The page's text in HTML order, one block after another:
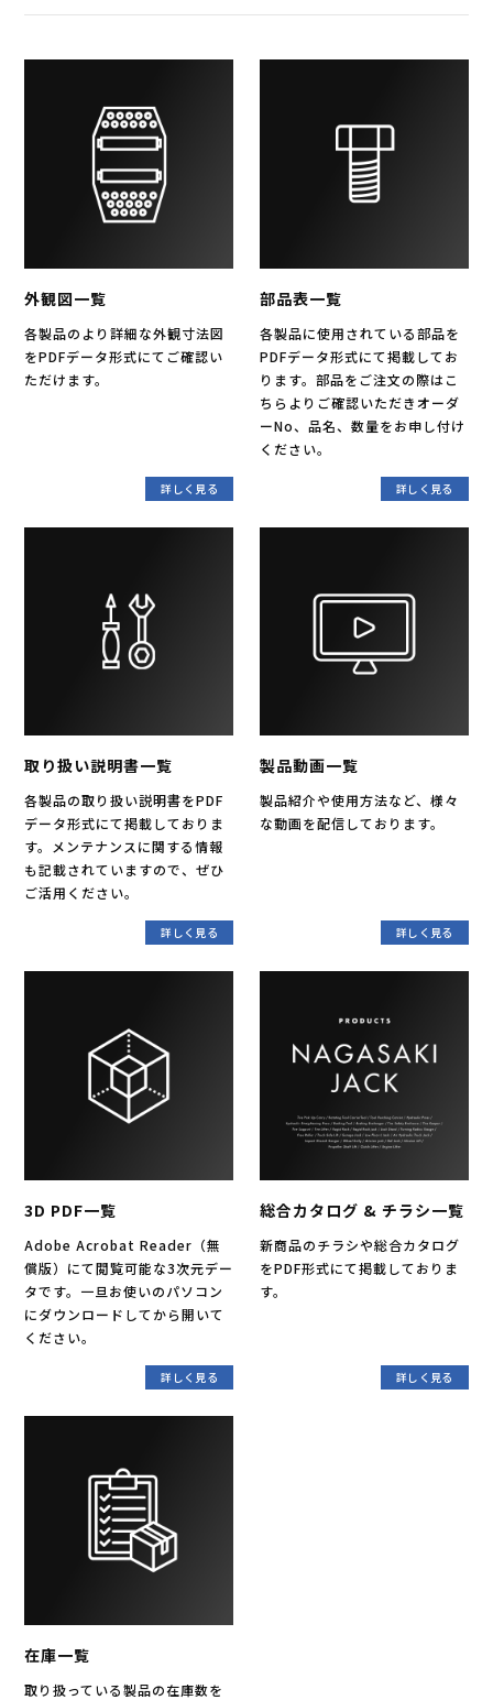
外観図一覧
各製品のより詳細な外観寸法図
をPDFデータ形式にてご確認い
ただけます。
詳しく見る
部品表一覧
各製品に使用されている部品を
PDFデータ形式にて掲載してお
ります。部品をご注文の際はこ
ちらよりご確認いただきオーダ
ーNo、品名、数量をお申し付け
ください。
詳しく見る
取り扱い説明書一覧
各製品の取り扱い説明書をPDF
データ形式にて掲載しておりま
す。メンテナンスに関する情報
も記載されていますので、ぜひ
ご活用ください。
詳しく見る
製品動画一覧
製品紹介や使用方法など、様々
な動画を配信しております。
詳しく見る
3D PDF一覧
Adobe Acrobat Reader（無
償版）にて閲覧可能な3次元デー
タです。一旦お使いのパソコン
にダウンロードしてから開いて
ください。
詳しく見る
総合カタログ & チラシ一覧
新商品のチラシや総合カタログ
をPDF形式にて掲載しておりま
す。
詳しく見る
在庫一覧
取り扱っている製品の在庫数を